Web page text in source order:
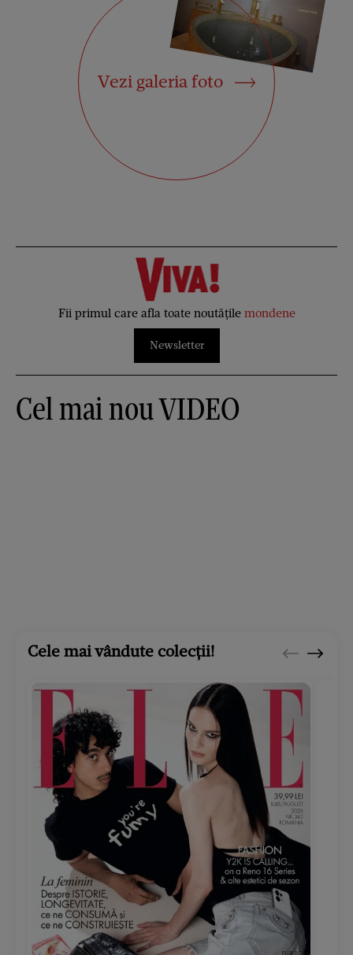
Vezi galeria foto
Fii primul care afla toate noutățile mondene
Newsletter
Cel mai nou VIDEO
Cele mai vândute colecții!